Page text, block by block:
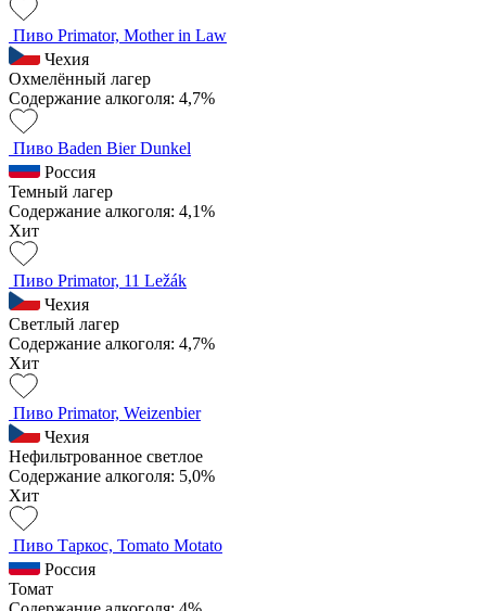
Пиво Primator, Mother in Law
Чехия
Охмелённый лагер
Содержание алкоголя: 4,7%
Пиво Baden Bier Dunkel
Россия
Темный лагер
Содержание алкоголя: 4,1%
Хит
Пиво Primator, 11 Ležák
Чехия
Светлый лагер
Содержание алкоголя: 4,7%
Хит
Пиво Primator, Weizenbier
Чехия
Нефильтрованное светлое
Содержание алкоголя: 5,0%
Хит
Пиво Таркос, Tomato Motato
Россия
Томат